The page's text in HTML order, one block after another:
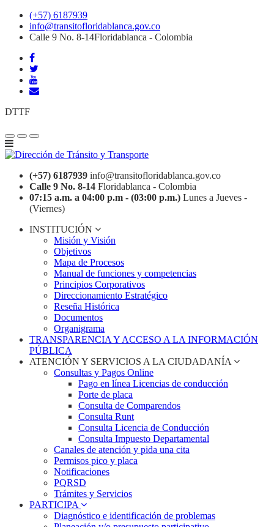
(+57) 6187939
info@transitofloridablanca.gov.co
Calle 9 No. 8-14Floridablanca - Colombia
DTTF
(+57) 6187939 info@transitofloridablanca.gov.co
Calle 9 No. 8-14 Floridablanca - Colombia
07:15 a.m. a 04:00 p.m - (03:00 p.m.) Lunes a Jueves -
(Viernes)
INSTITUCIÓN
Misión y Visión
Objetivos
Mapa de Procesos
Manual de funciones y competencias
Principios Corporativos
Direccionamiento Estratégico
Reseña Histórica
Documentos
Organigrama
TRANSPARENCIA Y ACCESO A LA INFORMACIÓN
PÚBLICA
ATENCIÓN Y SERVICIOS A LA CIUDADANÍA
Consultas y Pagos Online
Pago en línea Licencias de conducción
Porte de placa
Consulta de Comparendos
Consulta Runt
Consulta Licencia de Conducción
Consulta Impuesto Departamental
Canales de atención y pida una cita
Permisos pico y placa
Notificaciones
PQRSD
Trámites y Servicios
PARTICIPA
Diagnóstico e identificación de problemas